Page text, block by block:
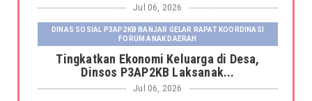
Jul 06, 2026
DINAS SOSIAL P3AP2KB BANJAR GELAR RAPAT KOORDINASI
FORUM ANAK DAERAH
Tingkatkan Ekonomi Keluarga di Desa,
Dinsos P3AP2KB Laksanak...
Jul 06, 2026